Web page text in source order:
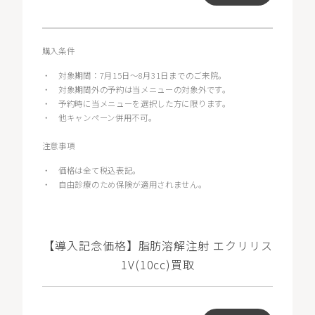
購入条件
・ 対象期間：7月15日～8月31日までのご来院。
・ 対象期間外の予約は当メニューの対象外です。
・予約時に当メニューを選択した方に限ります。
・他キャンペーン併用不可。
注意事項
・価格は全て税込表記。
・
自由診療のため保険が適用されません。
【導入記念価格】脂肪溶解注射 エクリリス
1V(10cc)買取